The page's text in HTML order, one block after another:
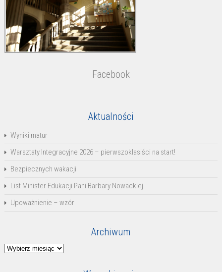
Facebook
Aktualności
Wyniki matur
Warsztaty Integracyjne 2026 – pierwszoklasiści na start!
Bezpiecznych wakacji
List Minister Edukacji Pani Barbary Nowackiej
Upoważnienie – wzór
Archiwum
Archiwum